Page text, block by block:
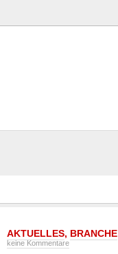
AKTUELLES, BRANCHE
keine Kommentare